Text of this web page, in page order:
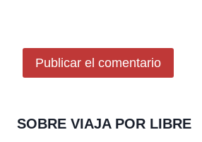
SOBRE VIAJA POR LIBRE